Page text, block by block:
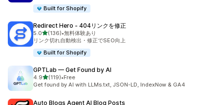
Built for Shopify
Redirect Hero ‑ 404リンクを修正
5.05つ星中
(136)
合計レビュー数：136件
•無料体験あり
リンク切れ自動検出・修正でSEO向上
Built for Shopify
GPTLab — Get Found by AI
4.95つ星中
(119)
合計レビュー数：119件
•Free
Get found by AI with LLMs.txt, JSON-LD, IndexNow & GA4
Auto Blogs Agent AI Blog Posts